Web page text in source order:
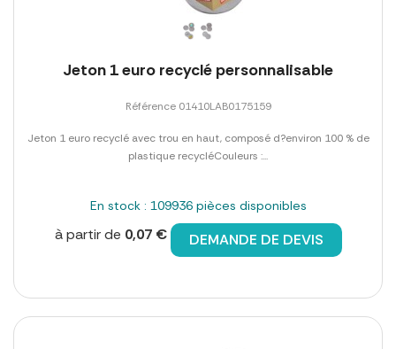
Jeton 1 euro recyclé personnalisable
Référence 01410LAB0175159
Jeton 1 euro recyclé avec trou en haut, composé d?environ 100 % de
plastique recycléCouleurs :...
En stock : 109936 pièces disponibles
à partir de 0,07 € DEMANDE DE DEVIS